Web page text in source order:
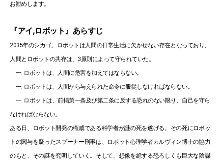
お勧めします。
『アイ,ロボット』あらすじ
2035年のシカゴ。ロボットは人間の日常生活に欠かせない存在となっており、
人間とロボットの共存は、3原則によって守られていた。
一. ロボットは、人間に危害を加えてはならない。
一. ロボットは、人間から与えられた命令に服従しなければならない。
一. ロボットは、前掲第一条及び第二条に反する恐れのない限り、自己を守ら
なければならない。
ある日、ロボット開発の権威である科学者が謎の死を遂げる。その死にロボッ
トの関与を疑ったスプーナー刑事は、ロボット心理学者カルヴィン博士の協力
のもと、その謎を究明していく。そして、想像を絶する恐ろしくも巨大な陰謀